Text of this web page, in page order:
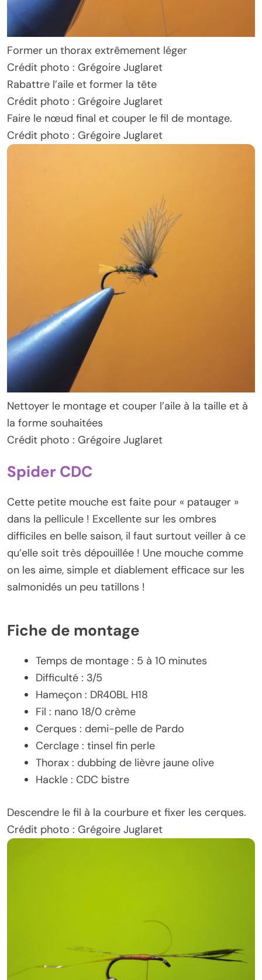
Former un thorax extrêmement léger
Crédit photo : Grégoire Juglaret
Rabattre l’aile et former la tête
Crédit photo : Grégoire Juglaret
Faire le nœud final et couper le fil de montage.
Crédit photo : Grégoire Juglaret
Nettoyer le montage et couper l’aile à la taille et à
la forme souhaitées
Crédit photo : Grégoire Juglaret
Spider CDC
Cette petite mouche est faite pour « patauger »
dans la pellicule ! Excellente sur les ombres
difficiles en belle saison, il faut surtout veiller à ce
qu’elle soit très dépouillée ! Une mouche comme
on les aime, simple et diablement efficace sur les
salmonidés un peu tatillons !
Fiche de montage
Temps de montage : 5 à 10 minutes
Difficulté : 3/5
Hameçon : DR40BL H18
Fil : nano 18/0 crème
Cerques : demi-pelle de Pardo
Cerclage : tinsel fin perle
Thorax : dubbing de lièvre jaune olive
Hackle : CDC bistre
Descendre le fil à la courbure et fixer les cerques.
Crédit photo : Grégoire Juglaret